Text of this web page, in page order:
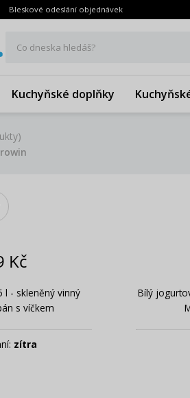
Bleskové odeslání objednávek
Co dneska hledáš?
Kuchyňské doplňky
)
Kč
l - skleněný vinný
s víčkem
zítra
Bílý